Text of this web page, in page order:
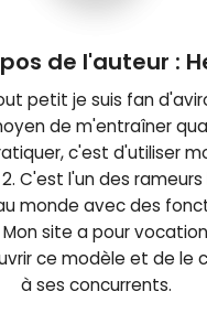
petit je suis fan
de m'entraîner
c'est d'utiliser
C'est l'un des rameurs
monde avec des
site a pour
ce modèle et de le
à ses concurrents.